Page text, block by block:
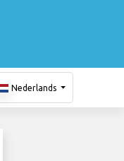
Nederlands